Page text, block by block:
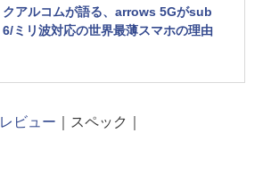
クアルコムが語る、arrows 5Gがsub
6/ミリ波対応の世界最薄スマホの理由
レビュー ｜スペック｜